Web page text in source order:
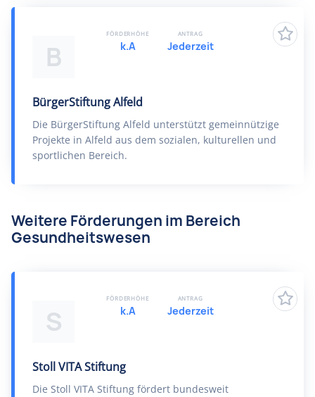
B
BürgerStiftung Alfeld
Die BürgerStiftung Alfeld unterstützt gemeinnützige
Projekte in Alfeld aus dem sozialen, kulturellen und
sportlichen Bereich.
FÖRDERHÖHE
k.A
ANTRAG
Jederzeit
Weitere Förderungen im Bereich
Gesundheitswesen
S
Stoll VITA Stiftung
Die Stoll VITA Stiftung fördert bundesweit
FÖRDERHÖHE
k.A
ANTRAG
Jederzeit